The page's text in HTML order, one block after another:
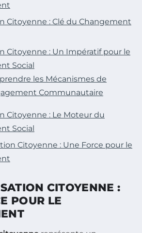
Citoyenne : Clé du Changement
Citoyenne : Un Impératif pour le
Social
les Mécanismes de
Communautaire
Citoyenne : Le Moteur du
Social
Citoyenne : Une Force pour le
CITOYENNE :
POUR LE